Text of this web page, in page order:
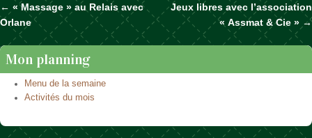
Naviguer dans les articles
← « Massage » au Relais avec
Orlane
Jeux libres avec l’association
« Assmat & Cie » →
Mon planning
Menu de la semaine
Activités du mois